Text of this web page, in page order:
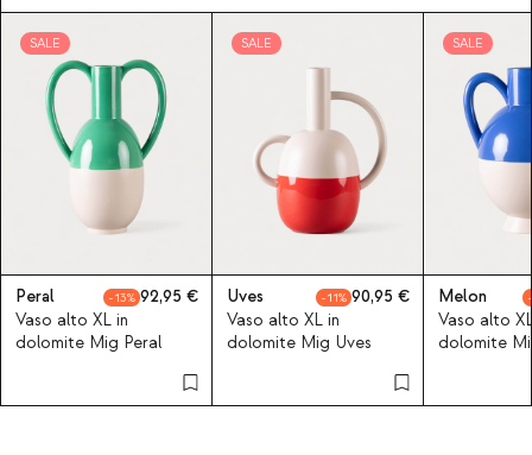
SALE
Peral 13
92,95
Vaso alto XL in
dolomite Mig Peral
SALE
Uves 11
90,95
Vaso alto XL in
dolomite Mig Uves
SALE
Melon
Vaso alto
dolomite